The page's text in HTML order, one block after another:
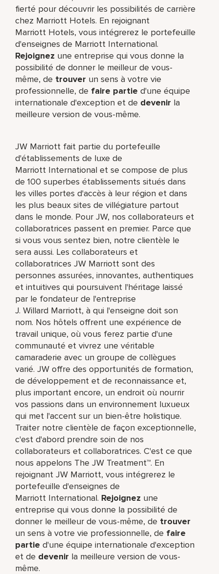
fierté pour découvrir les possibilités de carrière
chez Marriott Hotels. En rejoignant
Marriott Hotels, vous intégrerez le portefeuille
d'enseignes de Marriott International.
Rejoignez une entreprise qui vous donne la
possibilité de donner le meilleur de vous-
même,​ de trouver un sens à votre vie
professionnelle, de faire partie d'une équipe
internationale​ d'exception et de devenir la
meilleure version de vous-même.
JW Marriott fait partie du portefeuille
d'établissements de luxe de
Marriott International et se compose de plus
de 100 superbes établissements situés dans
les villes portes d'accès à leur région et dans
les plus beaux sites de villégiature partout
dans le monde. Pour JW, nos collaborateurs et
collaboratrices passent en premier. Parce que
si vous vous sentez bien, notre clientèle le
sera aussi. Les collaborateurs et
collaboratrices JW Marriott sont des
personnes assurées, innovantes, authentiques
et intuitives qui poursuivent l'héritage laissé
par le fondateur de l'entreprise
J. Willard Marriott, à qui l'enseigne doit son
nom. Nos hôtels offrent une expérience de
travail unique, où vous ferez partie d'une
communauté et vivrez une véritable
camaraderie avec un groupe de collègues
varié. JW offre des opportunités de formation,
de développement et de reconnaissance et,
plus important encore, un endroit où nourrir
vos passions dans un environnement luxueux
qui met l'accent sur un bien-être holistique.
Traiter notre clientèle de façon exceptionnelle,
c'est d'abord prendre soin de nos
collaborateurs et collaboratrices. C'est ce que
nous appelons The JW Treatment™. En
rejoignant JW Marriott, vous intégrerez le
portefeuille d'enseignes de
Marriott International. Rejoignez une
entreprise qui vous donne la possibilité de
donner le meilleur de vous-même,​ de trouver
un sens à votre vie professionnelle, de faire
partie d'une équipe internationale​ d'exception
et de devenir la meilleure version de vous-
même.